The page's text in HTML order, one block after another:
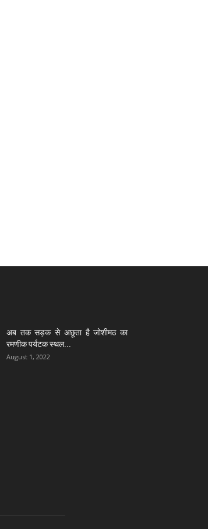
अब तक सड़क से अछूता है जोशीमठ का
रमणीक पर्यटक स्थल...
August 1, 2022